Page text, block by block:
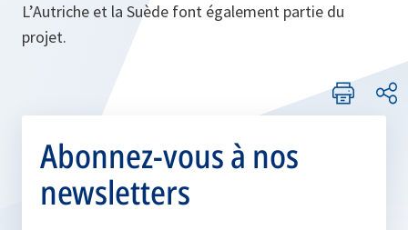
L’Autriche et la Suède font également partie du
projet.
Abonnez-vous à nos
newsletters